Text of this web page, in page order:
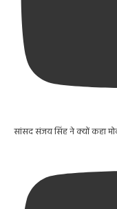
सांसद संजय सिंह ने क्यों कहा